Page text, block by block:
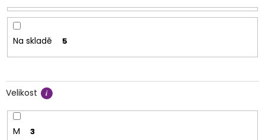
u
Na skladě 5
Velikost
M 3